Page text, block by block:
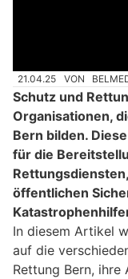
21.04.25 VON
Schutz und
Organisationen,
Bern bilden.
für die
öffentlichen
In diesem Artikel
auf die
Rettung Bern, ihre